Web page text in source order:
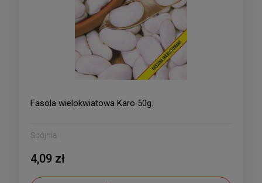
Fasola wielokwiatowa Karo 50g.
Spójnia
4,09 zł